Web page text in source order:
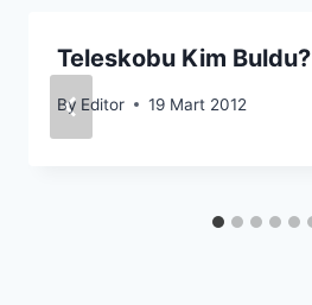
Teleskobu Kim Buldu?
By Editor 19 Mart 2012